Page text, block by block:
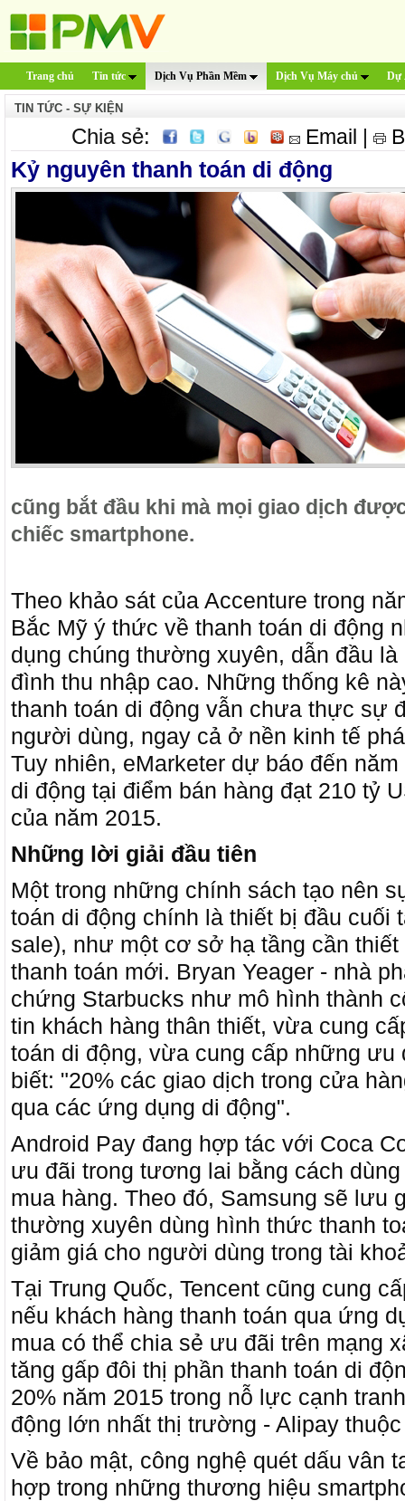
Trang chủ Tin tức Dịch Vụ Phần Mềm Dịch Vụ Máy chủ Dự
TIN TỨC - SỰ KIỆN
Chia sẻ: Email |
Kỷ nguyên thanh toán di động
cũng bắt đầu khi mà mọi giao dịch
chiếc smartphone.
Theo khảo sát của Accenture trong
Bắc Mỹ ý thức về thanh toán di động
dụng chúng thường xuyên, dẫn đầu
đình thu nhập cao. Những thống kê
thanh toán di động vẫn chưa thực sự
người dùng, ngay cả ở nền kinh tế
Tuy nhiên, eMarketer dự báo đến
di động tại điểm bán hàng đạt 210 tỷ
của năm 2015.
Những lời giải đầu tiên
Một trong những chính sách tạo nên
toán di động chính là thiết bị đầu cuối
sale), như một cơ sở hạ tầng cần
thanh toán mới. Bryan Yeager - nhà
chứng Starbucks như mô hình thành
tin khách hàng thân thiết, vừa cung
toán di động, vừa cung cấp những ưu
biết: "20% các giao dịch trong cửa
qua các ứng dụng di động".
Android Pay đang hợp tác với Coca
ưu đãi trong tương lai bằng cách
mua hàng. Theo đó, Samsung sẽ lưu
thường xuyên dùng hình thức thanh
giảm giá cho người dùng trong tài
Tại Trung Quốc, Tencent cũng cung
nếu khách hàng thanh toán qua ứng
mua có thể chia sẻ ưu đãi trên mạng
tăng gấp đôi thị phần thanh toán di
20% năm 2015 trong nỗ lực cạnh
động lớn nhất thị trường - Alipay
Về bảo mật, công nghệ quét dấu vân
hợp trong những thương hiệu